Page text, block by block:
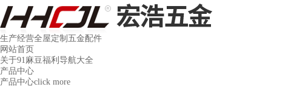
生产经营全屋定制五金配件
网站首页
关于91麻豆福利导航大全
产品中心
产品中心click more